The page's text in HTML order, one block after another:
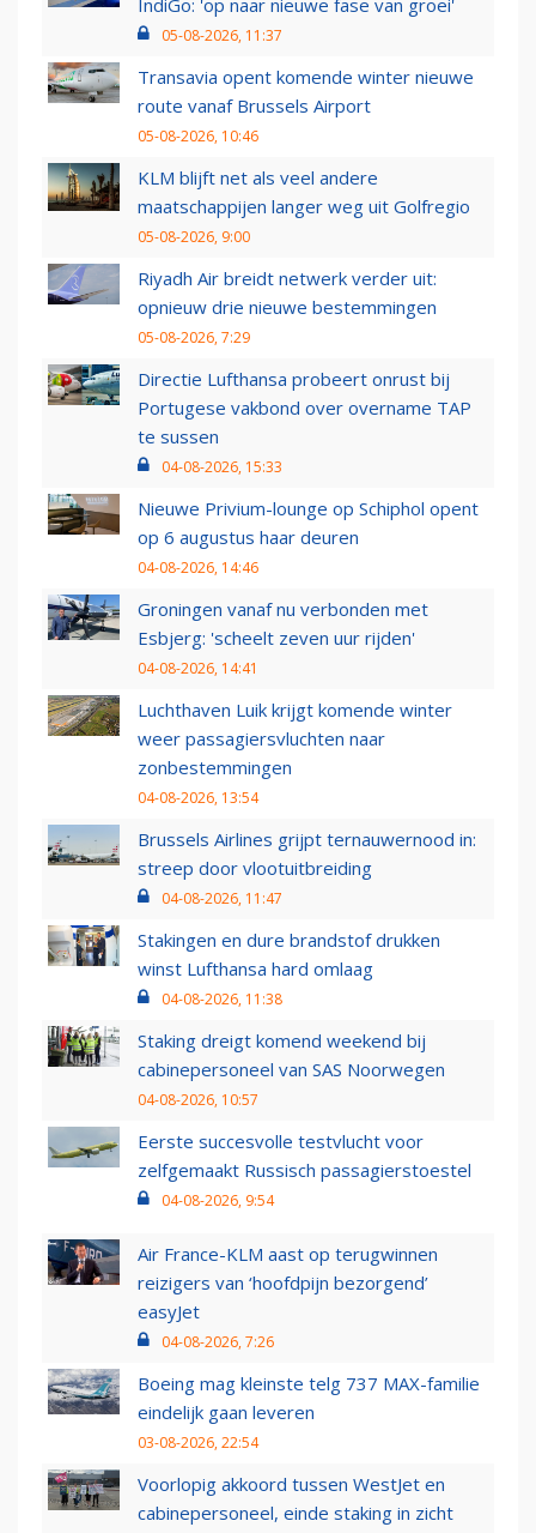
IndiGo: 'op naar nieuwe fase van groei'
05-08-2026, 11:37
Transavia opent komende winter nieuwe
route vanaf Brussels Airport
05-08-2026, 10:46
KLM blijft net als veel andere
maatschappijen langer weg uit Golfregio
05-08-2026, 9:00
Riyadh Air breidt netwerk verder uit:
opnieuw drie nieuwe bestemmingen
05-08-2026, 7:29
Directie Lufthansa probeert onrust bij
Portugese vakbond over overname TAP
te sussen
04-08-2026, 15:33
Nieuwe Privium-lounge op Schiphol opent
op 6 augustus haar deuren
04-08-2026, 14:46
Groningen vanaf nu verbonden met
Esbjerg: 'scheelt zeven uur rijden'
04-08-2026, 14:41
Luchthaven Luik krijgt komende winter
weer passagiersvluchten naar
zonbestemmingen
04-08-2026, 13:54
Brussels Airlines grijpt ternauwernood in:
streep door vlootuitbreiding
04-08-2026, 11:47
Stakingen en dure brandstof drukken
winst Lufthansa hard omlaag
04-08-2026, 11:38
Staking dreigt komend weekend bij
cabinepersoneel van SAS Noorwegen
04-08-2026, 10:57
Eerste succesvolle testvlucht voor
zelfgemaakt Russisch passagierstoestel
04-08-2026, 9:54
Air France-KLM aast op terugwinnen
reizigers van ‘hoofdpijn bezorgend’
easyJet
04-08-2026, 7:26
Boeing mag kleinste telg 737 MAX-familie
eindelijk gaan leveren
03-08-2026, 22:54
Voorlopig akkoord tussen WestJet en
cabinepersoneel, einde staking in zicht